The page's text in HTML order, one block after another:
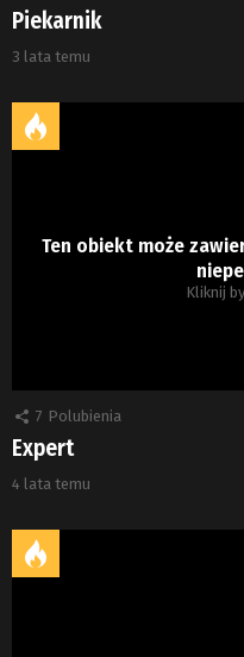
Piekarnik
3 lata temu
Ten obiekt może
Kliknij
7 Polubienia
Expert
4 lata temu